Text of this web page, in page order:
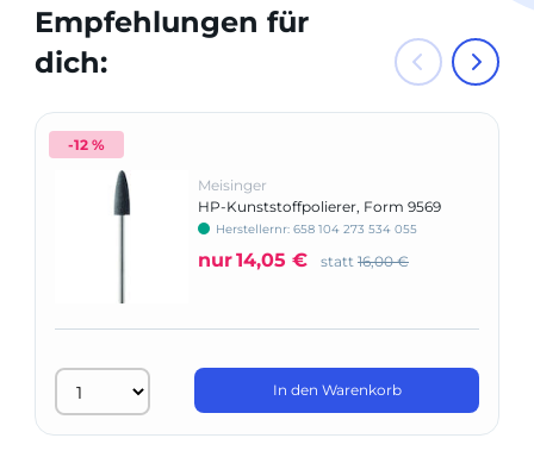
Empfehlungen für
dich:
-12 %
Meisinger
HP-Kunststoffpolierer, Form 9569
Herstellernr: 658 104 273 534 055
nur14,05 € statt 16,00 €
In den Warenkorb